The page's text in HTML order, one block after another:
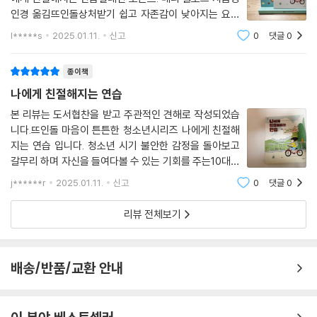
--- p.105
우리의 뇌와 몸은 나에게 친절했던 누군가가 만들어 낸 감각이나 이미지에
미지와 거의 같은 방식으로 말이에요. 물론 실제 사람에게 받는 격려나 응
원, 친구 혹은 가족의 따뜻한 포옹만 한 것은 없지요. 하지만 격려가 필요할
때 상상력을 활용하는 방법도 꽤 유용하답니다.
--- p.115
우리 삶의 다른 영역처럼 우리는 다양한 방식으로 감정을 배운답니다. 부
모, 양육 자, 역할 모델, 친구들, 가족, 선생님 등은 우리가 알아차리는 감정
의 양, 감정을 설명하기 위해 사용하는 단어, 감정을 표현하는 방식에 영향
을 줍니다. 그 밖에도 책, 영화, 잡지, 소셜 미디어, 노랫말, 인터넷 등등에
서 메시지를 받아들이기도 하지요. 학교 에서 들은 감정에 관한 수업도 영
--- p.136
영향을 미칠 수 있는 경험들로 보는 것이 좋아요. 면접을 앞두고 행복감을
수 있다. 단계마다 하나하나씩 해 나가다 보면 나에 대해 알게 되고 이해하
게 될 뿐 아니라 자신감이 생기고, 집중력이 길러지며 마음이 건강해지고,
나를 탐색하며 자연스럽게 심리치료가 이루어지는 마음계발서
이 책은 전략적으로 수용 및 헌신치료, 인지행동치료, 연민집중 치료, 상담
및 표현치료를 포함한 다양한 심리치료 기법을 담고 있다. 청소년들이 이
책에 담긴 다양한 질문과 활동지에 답을 달면서 자기를 돌아보고, 활동을
통해 미래를 계획하면서 자연스럽게 심리치료가 이루어지는 워크북인 것
이다.
오랫동안 청소년들의 트라우마에 관한 연구와 인지심리치료 및 상담을 해
속에 많이 배치하였다. 귀여운 아이콘들을 활용해 여러 가지 질문들에 저
인경 옮김뜨인돌상처받기 쉽고 자존감이 낮아지는 요즘
청소년을 위한 마음챙김 워크북[나에게 친절해지는 연
l*****s 2025.01.11. 신고 0 댓글0
종이책
나에게 친절해지는 연습
본 리뷰는 도서협찬을 받고 주관적인 견해로 작성되었습
니다.뜨인돌 마음이 튼튼한 청소년시리즈 나에게 친절해
지는 연습 입니다. 청소년 시기 불안한 감정을 돌아보고
갈무리 하며 자신을 들여다볼 수 있는 기회를 주는10대라
면 한 번쯤은 꼭 읽고 생각해 봐야 할 책이라는 생각이 듭
니다.아이들의 성장 상황 또는 성격에 따라 같은 일을 받
으들이는 태도가 현저히 다른데이 책을 통해
j******r 2025.01.11. 신고 0 댓글0
리뷰 전체보기
배송/반품/교환 안내